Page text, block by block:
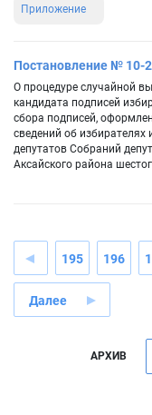
Приложение
Постановление № 10-
О процедуре случайной
кандидата подписей
сбора подписей,
сведений об
депутатов Собраний
Аксайского района
195 196
Далее
АРХИВ